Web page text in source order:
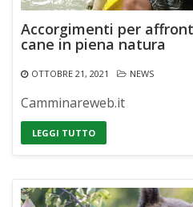
Accorgimenti per
cane in piena natura
OTTOBRE 21, 2021 NEWS
Camminareweb.it
LEGGI TUTTO